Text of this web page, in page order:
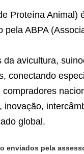
Proteína Animal)
pela ABPA
avicultura,
conectando
global.
enviados pela